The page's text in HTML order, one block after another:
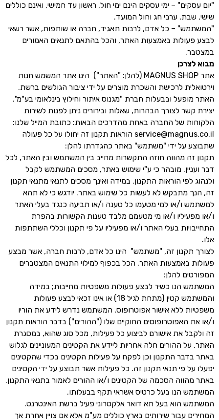
"יום עסקים" – ימי עסקים הינם ימי חול, ראשון עד חמישי, ואינם כוללים
שישי, שבת, ערבי חג וחול המועד.
"המשתמש" – כל אדם, לרבות תאגיד, חברה או שותפות, אשר רשאי
לבצע פעולות באמצעות האתר, והכל בהתאם לתנאים האמורים
במצטבר.
מבוא לצרכן
אתר MAGNUS SHOP (להלן: "האתר") הינו אתר המשמש חנות
וירטואלית לרכישת והשכרת מוצרים על ידי ציבור הגולשים ברשת.
האתר מופעל ובבעלות חברת "מגנוס איתור וחילוץ בינלאומי בע"מ".
יצירת קשר לצורך הבהרות, שאלות ובירורים ניתן לפנות לשירות
הלקוחות של החברה באחת מהדרכים הבאות: כתובת המייל שלנו:
service@magnus.co.il הוראות תקנון זה יחולו על כל פעולה
שתבוצע על ידי "משתמש" באתר כהגדרתו להלן:
תקנון זה מהווה חוזה התקשרות מחייב בין המשתמש ובין האתר, לכל
דבר ועניין. מובהר כי ע"י שימוש באתר, מסכים המשתמש לקבל
ולנהוג לפי הוראות התקנון. במידה ואינך מסכים לתנאי מתנאי תקנון
זה, הנך מתבקש לא לעשות כל שימוש באתר. יודגש כי לא תהא
למשתמש ו/או למי מטעמו כל טענה ו/או תביעה כנגד בעלי האתר
ו/או מפעיליו ו/או מי מטעמם מלבד טענות הקשורות בהפרת
התחייבויות בעלי האתר ו/או מפעיליו על פי תקנון וכללי השתתפות
אלו.
לצורך תקנון זה, "משתמש" הינו כל אדם, לרבות חברה, אשר מבצע
פעולות באמצעות האתר, הכל בכפוף למילוי התנאים המצטברים
המפורטים להלן:
המשתמש הנו כשיר לבצע פעולות משפטיות מחייבות; במידה
והמשתמש קטין (מתחת לגיל 18) או אינו זכאי לבצע פעולות
משפטיות ללא אישור אפוטרופוס, המשתמש נדרש לידע את הוריו
ו/או את האפוטרופוסים החוקיים שלו ("ההורים") בדבר הוראות תקנון
זה ולקבל את אישורם לביצוע כל פעילות, מכל סוג שהוא, במסגרת
האתר. על ההורים חלה אחריות ליידע את הקטינים המעוניינים לגלוש
באתר בדבר התקנון וכן לפקח על פעילות הקטינים בכדי שהקטינים
יפעלו על פי תנאי תקנון זה. כל פעילות אשר תבוצע על ידי הקטינים
באתר מהווה הסכמה של הקטינים ו/או ההורים לאמור בתנאי התקנון.
המשתמש הנו בעל כרטיס אשראי תקף בבעלותו.
המשתמש הוא בעל תא דואר אלקטרוני פעיל ברשת האינטרנט.
המחירים עבור שירותים בארץ כוללים מע"מ אלא אם צויין אחרת אך